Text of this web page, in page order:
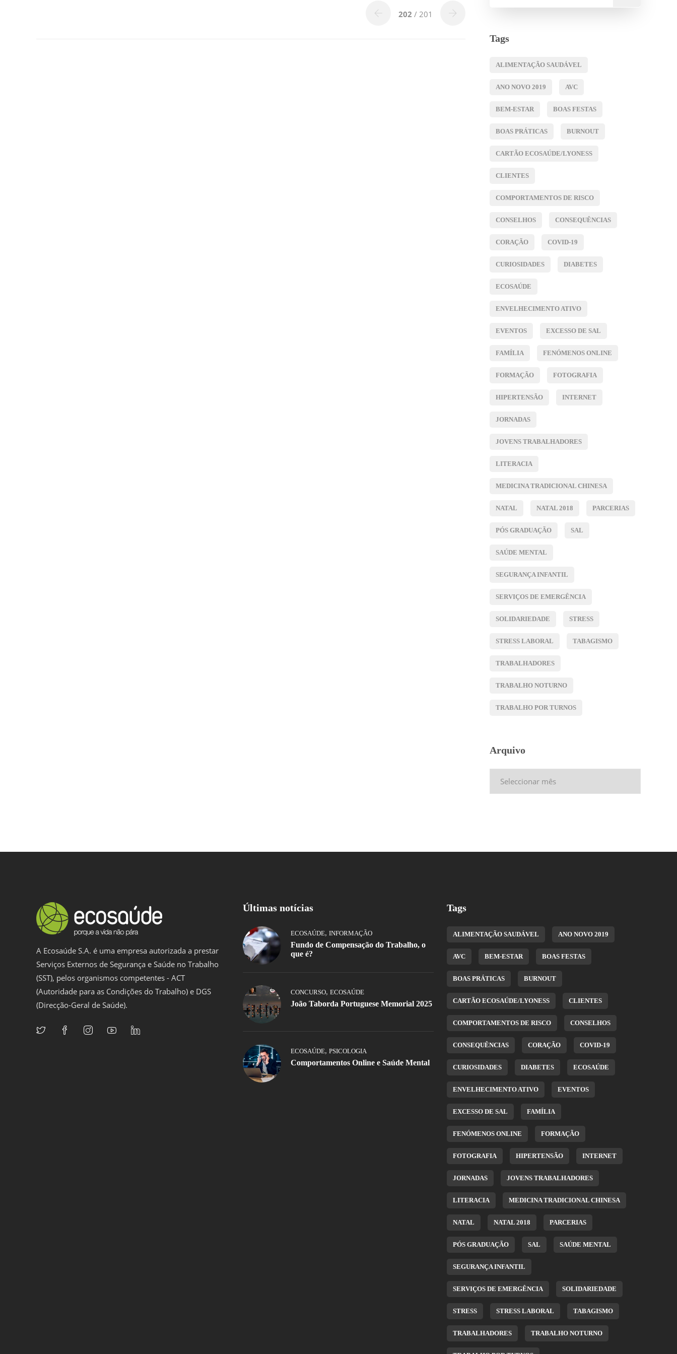
202 / 201
Tags
ALIMENTAÇÃO SAUDÁVEL
ANO NOVO 2019 AVC
BEM-ESTAR BOAS FESTAS
BOAS PRÁTICAS BURNOUT
CARTÃO ECOSAÚDE/LYONESS
CLIENTES
COMPORTAMENTOS DE RISCO
CONSELHOS CONSEQUÊNCIAS
CORAÇÃO COVID-19
CURIOSIDADES DIABETES
ECOSAÚDE
ENVELHECIMENTO ATIVO
EVENTOS EXCESSO DE SAL
FAMÍLIA FENÓMENOS ONLINE
FORMAÇÃO FOTOGRAFIA
HIPERTENSÃO INTERNET
JORNADAS
JOVENS TRABALHADORES
LITERACIA
MEDICINA TRADICIONAL CHINESA
NATAL NATAL 2018 PARCERIAS
PÓS GRADUAÇÃO SAL
SAÚDE MENTAL
SEGURANÇA INFANTIL
SERVIÇOS DE EMERGÊNCIA
SOLIDARIEDADE STRESS
STRESS LABORAL TABAGISMO
TRABALHADORES
TRABALHO NOTURNO
TRABALHO POR TURNOS
Arquivo
A Ecosaúde S.A. é uma empresa autorizada a prestar
Serviços Externos de Segurança e Saúde no Trabalho
(SST), pelos organismos competentes - ACT
(Autoridade para as Condições do Trabalho) e DGS
(Direcção-Geral de Saúde).
Últimas notícias
ECOSAÚDE, INFORMAÇÃO
Fundo de Compensação do Trabalho, o
que é?
CONCURSO, ECOSAÚDE
João Taborda Portuguese Memorial 2025
ECOSAÚDE, PSICOLOGIA
Comportamentos Online e Saúde Mental
Tags
ALIMENTAÇÃO SAUDÁVEL ANO NOVO 2019
AVC BEM-ESTAR BOAS FESTAS
BOAS PRÁTICAS BURNOUT
CARTÃO ECOSAÚDE/LYONESS CLIENTES
COMPORTAMENTOS DE RISCO CONSELHOS
CONSEQUÊNCIAS CORAÇÃO COVID-19
CURIOSIDADES DIABETES ECOSAÚDE
ENVELHECIMENTO ATIVO EVENTOS
EXCESSO DE SAL FAMÍLIA
FENÓMENOS ONLINE FORMAÇÃO
FOTOGRAFIA HIPERTENSÃO INTERNET
JORNADAS JOVENS TRABALHADORES
LITERACIA MEDICINA TRADICIONAL CHINESA
NATAL NATAL 2018 PARCERIAS
PÓS GRADUAÇÃO SAL SAÚDE MENTAL
SEGURANÇA INFANTIL
SERVIÇOS DE EMERGÊNCIA SOLIDARIEDADE
STRESS STRESS LABORAL TABAGISMO
TRABALHADORES TRABALHO NOTURNO